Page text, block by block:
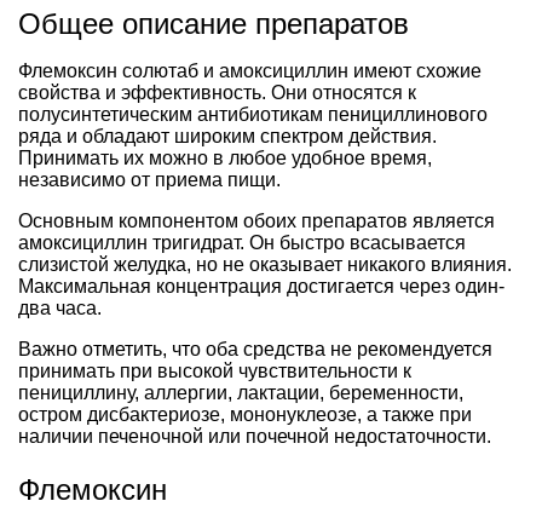
Общее описание препаратов
Флемоксин солютаб и амоксициллин имеют схожие
свойства и эффективность. Они относятся к
полусинтетическим антибиотикам пенициллинового
ряда и обладают широким спектром действия.
Принимать их можно в любое удобное время,
независимо от приема пищи.
Основным компонентом обоих препаратов является
амоксициллин тригидрат. Он быстро всасывается
слизистой желудка, но не оказывает никакого влияния.
Максимальная концентрация достигается через один-
два часа.
Важно отметить, что оба средства не рекомендуется
принимать при высокой чувствительности к
пенициллину, аллергии, лактации, беременности,
остром дисбактериозе, мононуклеозе, а также при
наличии печеночной или почечной недостаточности.
Флемоксин